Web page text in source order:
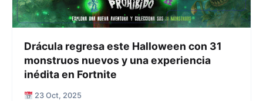
Drácula regresa este Halloween con 31
monstruos nuevos y una experiencia
inédita en Fortnite
23 Oct, 2025